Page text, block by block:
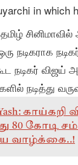
in which
தமிழ்
நடிகர் விஜய்
நடித்து
Yash:
80 கோடி
வாழ்க்கை..!